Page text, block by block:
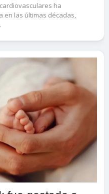
ha
en las últimas décadas,